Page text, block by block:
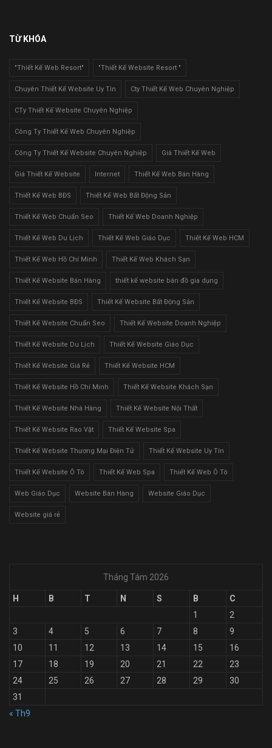
TỪ KHÓA
"Thiết Kế Web Resort" "Thiết Kế Website Resort "
Chuyên Thiết Kế Website Uy Tín Cty Thiết Kế Web Chuyên Nghiệp
CTy Thiết Kế Website Chuyên Nghiệp
Công Ty Thiết Kế Web Chuyên Nghiệp
Công Ty Thiết Kế Website Chuyên Nghiệp Giá Thiết Kế Web
Giá Thiết Kế Website Internet Thiết Kế Web Bán Hàng
Thiết Kế Web BĐS Thiết Kế Web Bất Động Sản
Thiết Kế Web Chuẩn Seo Thiết Kế Web Doanh Nghiệp
Thiết Kế Web Du Lịch Thiết Kế Web Giáo Dục Thiết Kế Web HCM
Thiết Kế Web Hồ Chí Minh Thiết Kế Web Khách Sạn
Thiết Kế Website Bán Hàng thiết kế website bán đồ gia dụng
Thiết Kế Website BĐS Thiết Kế Website Bất Động Sản
Thiết Kế Website Chuẩn Seo Thiết Kế Website Doanh Nghiệp
Thiết Kế Website Du Lịch Thiết Kế Website Giáo Dục
Thiết Kế Website Giá Rẻ Thiết Kế Website HCM
Thiết Kế Website Hồ Chí Minh Thiết Kế Website Khách Sạn
Thiết Kế Website Nhà Hàng Thiết Kế Website Nội Thất
Thiết Kế Website Rao Vặt Thiết Kế Website Spa
Thiết Kế Website Thương Mại Điện Tử Thiết Kế Website Uy Tín
Thiết Kế Website Ô Tô Thiết Kế Web Spa Thiết Kế Web Ô Tô
Web Giáo Dục Website Bán Hàng Website Giáo Dục
Website giá rẻ
Tháng Tám 2026
H B T N S B
C
1
2
3
4 5 6 7 8
9
10
11 12 13 14 15
16
17
18 19 20 21 22
23
24
25 26 27 28 29
30
31
« Th9